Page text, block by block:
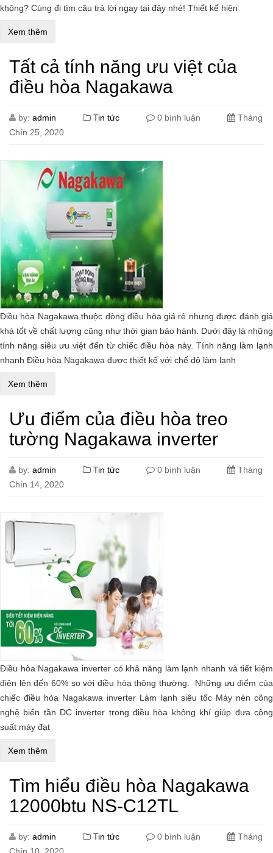
không? Cùng đi tìm câu trả lời ngay tại đây nhé! Thiết kế hiện
Xem thêm
Tất cả tính năng ưu việt của
điều hòa Nagakawa
by: admin Tin tức 0 bình luận
Tháng
Chín 25, 2020
Điều hòa Nagakawa thuộc dòng điều hòa giá rẻ nhưng được đánh giá
khá tốt về chất lượng cũng như thời gian bảo hành. Dưới đây là những
tính năng siêu ưu việt đến từ chiếc điều hòa này. Tính năng làm lạnh
nhanh Điều hòa Nagakawa được thiết kế với chế độ làm lạnh
Xem thêm
Ưu điểm của điều hòa treo
tường Nagakawa inverter
by: admin Tin tức 0 bình luận
Tháng
Chín 14, 2020
Điều hòa Nagakawa inverter có khả năng làm lạnh nhanh và tiết kiệm
điện lên đến 60% so với điều hòa thông thường. Những ưu điểm của
chiếc điều hòa Nagakawa inverter Làm lạnh siêu tốc Máy nén công
nghệ biến tần DC inverter trong điều hòa không khí giúp đưa công
suất máy đạt
Xem thêm
Tìm hiểu điều hòa Nagakawa
12000btu NS-C12TL
by: admin Tin tức 0 bình luận
Tháng